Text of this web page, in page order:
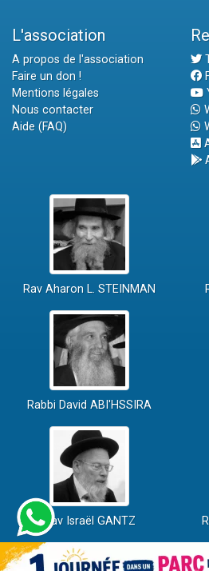
L'association
A propos de l'association
Faire un don !
Mentions légales
Nous contacter
Aide (FAQ)
Rav Aharon L. STEINMAN
Rabbi David ABI'HSSIRA
Rav Israël GANTZ